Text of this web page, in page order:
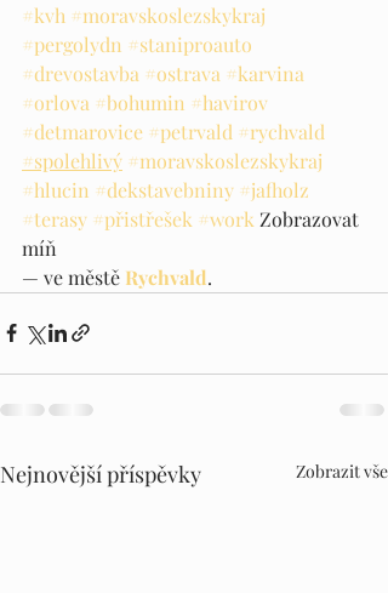
#kvh #moravskoslezskykraj
#pergolydn #staniproauto
#drevostavba #ostrava #karvina
#orlova #bohumin #havirov
#detmarovice #petrvald #rychvald
#spolehlivý #moravskoslezskykraj
#hlucin #dekstavebniny #jafholz
#terasy #přistřešek #work Zobrazovat
míň
— ve městě Rychvald.
Nejnovější příspěvky Zobrazit vše